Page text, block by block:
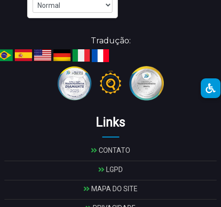
Tradução:
Links
CONTATO
LGPD
MAPA DO SITE